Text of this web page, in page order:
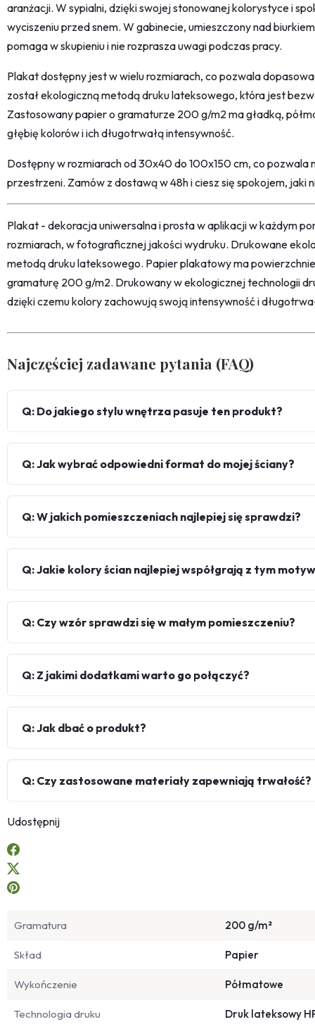
aranżacji. W sypialni, dzięki swojej stonowanej kolorystyce i
wyciszeniu przed snem. W gabinecie, umieszczony nad
pomaga w skupieniu i nie rozprasza uwagi podczas pracy.
Plakat dostępny jest w wielu rozmiarach, co pozwala
został ekologiczną metodą druku lateksowego, która jest
Zastosowany papier o gramaturze 200 g/m2 ma gładką,
głębię kolorów i ich długotrwałą intensywność.
Dostępny w rozmiarach od 30x40 do 100x150 cm, co
przestrzeni. Zamów z dostawą w 48h i ciesz się spokojem, jaki
Plakat - dekoracja uniwersalna i prosta w aplikacji w każdym
rozmiarach, w fotograficznej jakości wydruku. Drukowane
metodą druku lateksowego. Papier plakatowy ma
gramaturę 200 g/m2. Drukowany w ekologicznej technologii
dzięki czemu kolory zachowują swoją intensywność i
Najczęściej zadawane pytania (FAQ)
Q: Do jakiego stylu wnętrza pasuje ten produkt?
Q: Jak wybrać odpowiedni format do mojej ściany?
Q: W jakich pomieszczeniach najlepiej się sprawdzi?
Q: Jakie kolory ścian najlepiej współgrają z tym
Q: Czy wzór sprawdzi się w małym pomieszczeniu?
Q: Z jakimi dodatkami warto go połączyć?
Q: Jak dbać o produkt?
Q: Czy zastosowane materiały zapewniają trwałość?
Udostępnij
Gramatura 200 g/m²
Skład Papier
Wykończenie Półmatowe
Technologia druku Druk lateksowy